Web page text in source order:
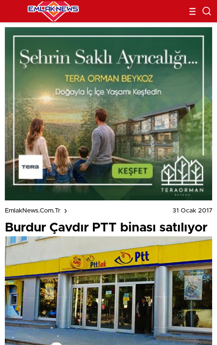
EmlakNews.com.tr 31 Ocak 2017
Burdur Çavdır PTT binası satılıyor